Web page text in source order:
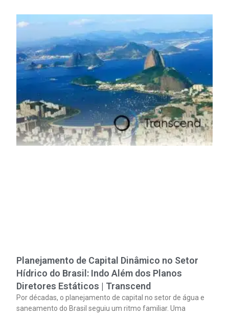
insumo, a sucata, devido, sobretudo, ao interesse chinês
pela matéria-prima.
Planejamento de Capital Dinâmico no Setor
Hídrico do Brasil: Indo Além dos Planos
Diretores Estáticos | Transcend
Por décadas, o planejamento de capital no setor de água e
saneamento do Brasil seguiu um ritmo familiar. Uma